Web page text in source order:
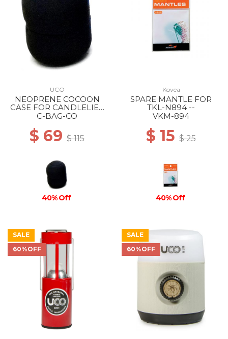
UCO
NEOPRENE COCOON
CASE FOR CANDLELIER
--
C-BAG-CO
$ 69 $ 115
40% Off
Kovea
SPARE MANTLE FOR
TKL-N894 --
VKM-894
$ 15 $ 25
40% Off
SALE
60%OFF
SALE
60%OFF